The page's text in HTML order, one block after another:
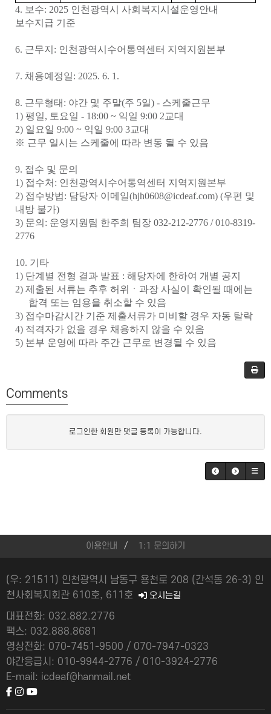
4. 보수: 2025 인천광역시 사회복지시설운영안내
보수지급 기준
6. 근무지 : 인천광역시수어통역센터 지역지원본부
7. 채용예정일: 2025. 6. 1.
8. 근무형태: 야간 및 주말(주 5일) - 스케줄근무
1) 평일, 토요일 - 18:00 ~ 익일 9:00 2교대
2) 일요일 9:00 ~ 익일 9:00 3교대
※ 근무 일시는 스케줄에 따라 변동 될 수 있음
9. 접수 및 문의
1) 접수처 : 인천광역시수어통역센터 지역지원본부
2) 접수방법: 담당자 이메일(hjh0608@icdeaf.com) (우편 및
내방 불가)
3) 문의 : 운영지원팀 한주희 팀장 032-212-2776 / 010-8319-
2776
10. 기타
1) 단계별 전형 결과 발표 : 해당자에 한하여 개별 공지
2) 제출된 서류는 추후 허위 ㆍ 과장 사실이 확인될 때에는
합격 또는 임용을 취소할 수 있음
3) 접수마감시간 기준 제출서류가 미비할 경우 자동 탈락
4) 적격자가 없을 경우 채용하지 않을 수 있음
5) 본부 운영에 따라 주간 근무로 변경될 수 있음
Comments
로그인한 회원만 댓글 등록이 가능합니다.
이용안내 1:1 문의하기
(우: 21511) 인천광역시 남동구 용천로 208 (간석동 26-3) 인
천사회복지회관 610호, 611호
오시는길
대표전화: 032.882.2776
팩스: 032.888.8681
영상전화: 070-7451-9500 / 070-7947-0323
야간응급시: 010-9944-2776 / 010-3924-2776
E-mail: icdeaf@hanmail.net